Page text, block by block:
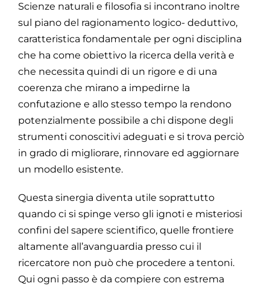
Scienze naturali e filosofia si incontrano inoltre
sul piano del ragionamento logico- deduttivo,
caratteristica fondamentale per ogni disciplina
che ha come obiettivo la ricerca della verità e
che necessita quindi di un rigore e di una
coerenza che mirano a impedirne la
confutazione e allo stesso tempo la rendono
potenzialmente possibile a chi dispone degli
strumenti conoscitivi adeguati e si trova perciò
in grado di migliorare, rinnovare ed aggiornare
un modello esistente.
Questa sinergia diventa utile soprattutto
quando ci si spinge verso gli ignoti e misteriosi
confini del sapere scientifico, quelle frontiere
altamente all’avanguardia presso cui il
ricercatore non può che procedere a tentoni.
Qui ogni passo è da compiere con estrema